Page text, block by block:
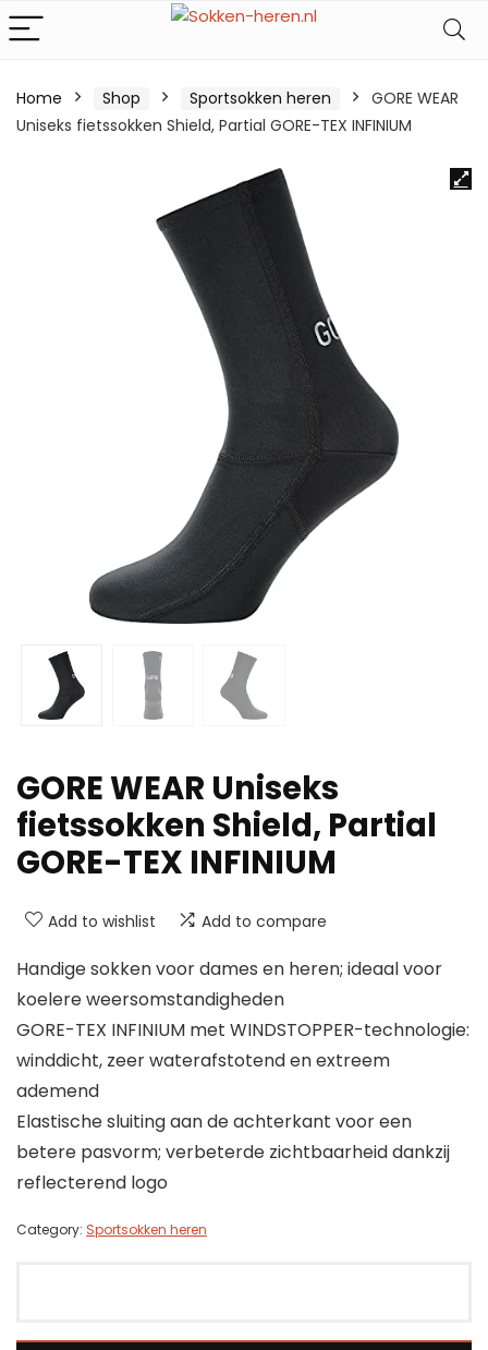
Home Shop Sportsokken heren
GORE WEAR
Uniseks fietssokken Shield, Partial GORE-TEX INFINIUM
GORE WEAR Uniseks
fietssokken Shield, Partial
GORE-TEX INFINIUM
Add to wishlist Add to compare
Handige sokken voor dames en heren; ideaal voor
koelere weersomstandigheden
GORE-TEX INFINIUM met WINDSTOPPER-technologie:
winddicht, zeer waterafstotend en extreem
ademend
Elastische sluiting aan de achterkant voor een
betere pasvorm; verbeterde zichtbaarheid dankzij
reflecterend logo
Category: Sportsokken heren